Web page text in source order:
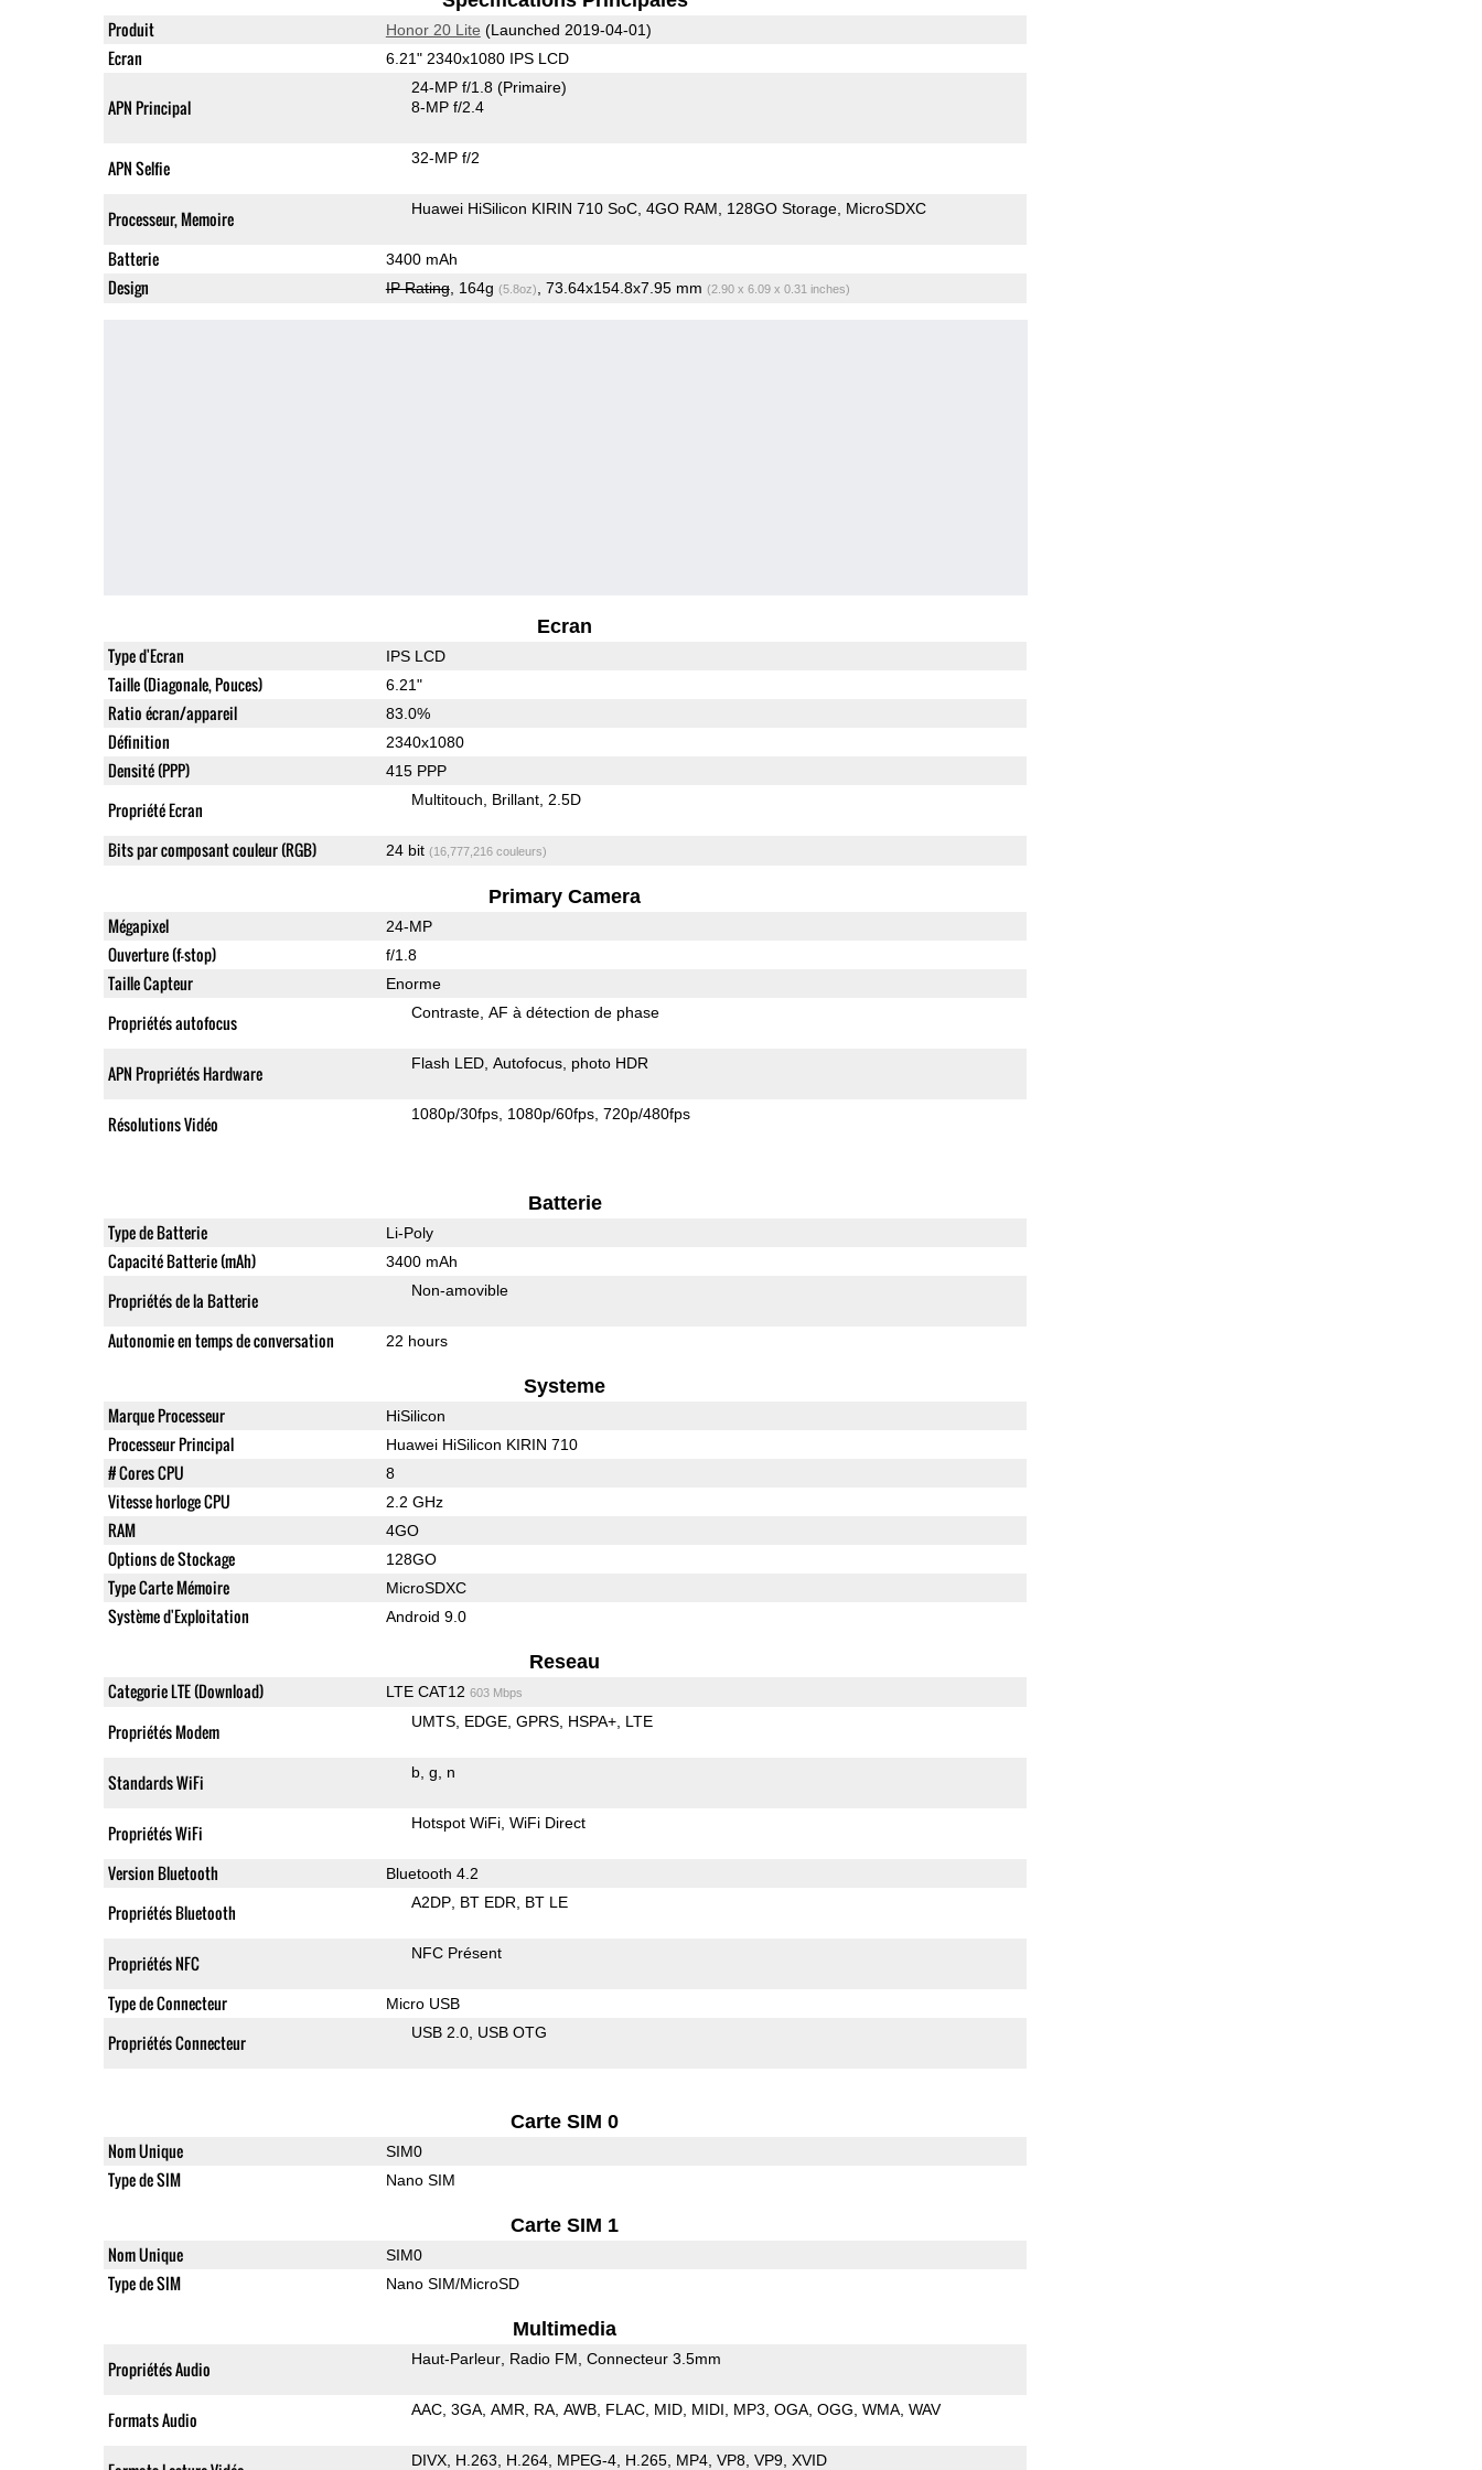
Produit Honor 20 Lite (Launched 2019-04-01)
Ecran 6.21" 2340x1080 IPS LCD
APN Principal
24-MP f/1.8 (Primaire)
8-MP f/2.4
APN Selfie 32-MP f/2
Processeur, Memoire Huawei HiSilicon KIRIN 710 SoC 4GO RAM 128GO Storage MicroSDXC
Batterie 3400 mAh
Design IP Rating, 164g (5.8oz) , 73.64x154.8x7.95 mm (2.90 x 6.09 x 0.31 inches)
Ecran
Type d'Ecran IPS LCD
Taille (Diagonale, Pouces) 6.21"
Ratio écran/appareil 83.0%
Définition 2340x1080
Densité (PPP) 415 PPP
Propriété Ecran Multitouch Brillant 2.5D
Bits par composant couleur (RGB) 24 bit (16,777,216 couleurs)
Primary Camera
Mégapixel 24-MP
Ouverture (f-stop) f/1.8
Taille Capteur Enorme
Propriétés autofocus Contraste AF à détection de phase
APN Propriétés Hardware Flash LED Autofocus photo HDR
Résolutions Vidéo 1080p/30fps 1080p/60fps 720p/480fps
Batterie
Type de Batterie Li-Poly
Capacité Batterie (mAh) 3400 mAh
Propriétés de la Batterie Non-amovible
Autonomie en temps de conversation 22 hours
Systeme
Marque Processeur HiSilicon
Processeur Principal Huawei HiSilicon KIRIN 710
# Cores CPU 8
Vitesse horloge CPU 2.2 GHz
RAM 4GO
Options de Stockage 128GO
Type Carte Mémoire MicroSDXC
Système d'Exploitation Android 9.0
Reseau
Categorie LTE (Download) LTE CAT12 603 Mbps
Propriétés Modem UMTS EDGE GPRS HSPA+ LTE
Standards WiFi b g n
Propriétés WiFi Hotspot WiFi WiFi Direct
Version Bluetooth Bluetooth 4.2
Propriétés Bluetooth A2DP BT EDR BT LE
Propriétés NFC NFC Présent
Type de Connecteur Micro USB
Propriétés Connecteur USB 2.0 USB OTG
Carte SIM 0
Nom Unique SIM0
Type de SIM Nano SIM
Carte SIM 1
Nom Unique SIM0
Type de SIM Nano SIM/MicroSD
Multimedia
Propriétés Audio Haut-Parleur Radio FM Connecteur 3.5mm
Formats Audio AAC 3GA AMR RA AWB FLAC MID MIDI MP3 OGA OGG WMA WAV
DIVX H.263 H.264 MPEG-4 H.265 MP4 VP8 VP9 XVID